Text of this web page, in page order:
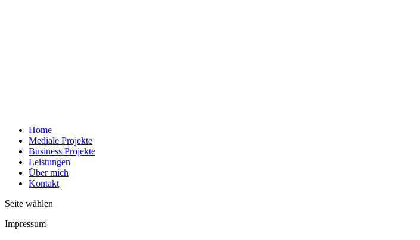
Home
Mediale Projekte
Business Projekte
Leistungen
Über mich
Kontakt
Seite wählen
Impressum